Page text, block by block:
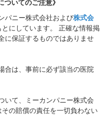
ついてのご注意》
パニー株式会社および株式会
にしています。 正確な情報掲
に保証するものではありませ
合は、事前に必ず該当の医院
いて、ミーカンパニー株式会
その賠償の責任を一切負わない